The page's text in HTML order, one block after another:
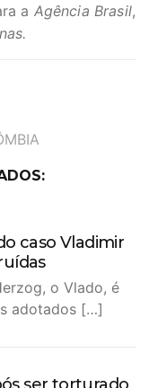
a Agência Brasil,
caso Vladimir
o Vlado, é
adotados […]